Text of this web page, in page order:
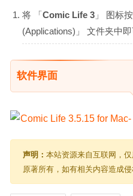
将 「Comic Life 3 」 图标
(Applications)」 文件夹中
软件界面
声明： 本站资源来自互联网，
原著所有，如有相关内容造成